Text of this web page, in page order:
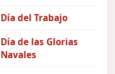
Día del Trabajo
Día de las Glorias
Navales